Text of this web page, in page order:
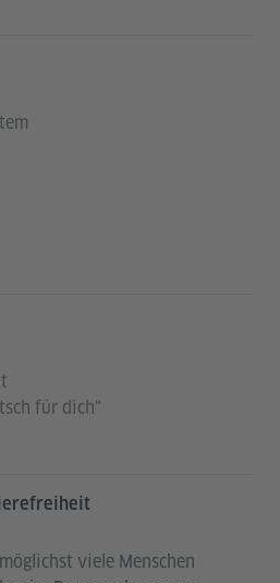
für dich“
viele Menschen